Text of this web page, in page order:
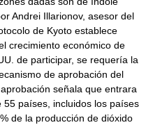
Andrei Illarionov, asesor del
de Kyoto establece
crecimiento económico de
de participar, se requería la
de aprobación del
señala que entrara
países, incluidos los países
de la producción de dióxido